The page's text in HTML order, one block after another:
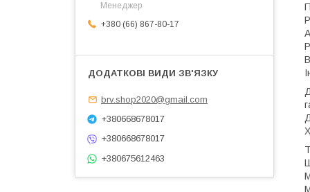
Менеджер
+380 (66) 867-80-17
brv.shop2020@gmail.com
+380668678017
+380668678017
+380675612463